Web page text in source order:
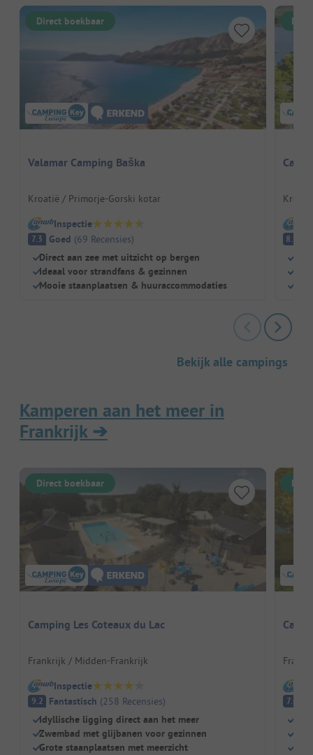
Direct boekbaar
Valamar Camping Baška
Kroatië / Primorje-Gorski kotar
Inspectie
7.3 Goed (69 Recensies)
Direct aan zee met uitzicht op bergen
Ideaal voor strandfans & gezinnen
Mooie staanplaatsen & huuraccommodaties
8.5
Bekijk alle campings
Kamperen aan het meer in
Frankrijk➔
Direct boekbaar
Camping Les Coteaux du Lac
Frankrijk / Midden-Frankrijk
Inspectie
9.2 Fantastisch (258 Recensies)
Idyllische ligging direct aan het meer
Zwembad met glijbanen voor gezinnen
Grote staanplaatsen met meerzicht
7.6